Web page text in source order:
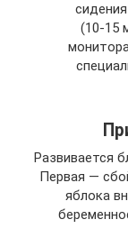
(10-15
Развивается
Первая —
яблока